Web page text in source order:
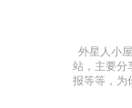
外星人小
站，主要分
报等等，为